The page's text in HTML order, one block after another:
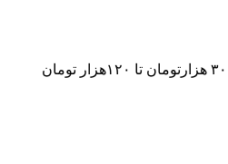
رضا بهرام قرار است روز دوشنبه ۲۴ تیرماه طی سانس‌های ۱۸:۳۰ و ۲۱:۳۰ در مرکز همایش‌های بین‌المللی تبریز به اجرای کنسرت بپردازد. قیمت بلیت‌های این کنسرت از ۳۰‌ هزارتومان تا ۱۲۰‌هزار تومان